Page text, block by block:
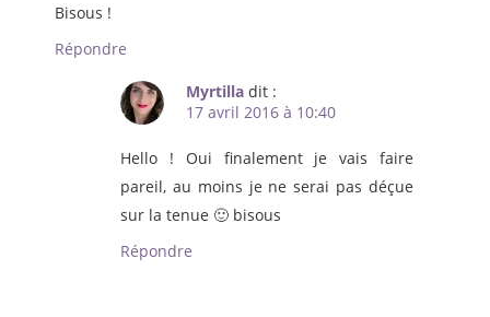
Bisous !
Répondre
Myrtilla dit :
17 avril 2016 à 10:40
Hello ! Oui finalement je vais faire
pareil, au moins je ne serai pas déçue
sur la tenue 🙂 bisous
Répondre